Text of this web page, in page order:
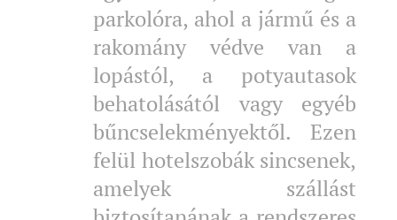
parkolóra, ahol a jármű és a
rakomány védve van a
lopástól, a potyautasok
behatolásától vagy egyéb
bűncselekményektől. Ezen
felül hotelszobák sincsenek,
amelyek szállást